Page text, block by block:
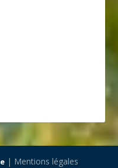
| Mentions légales